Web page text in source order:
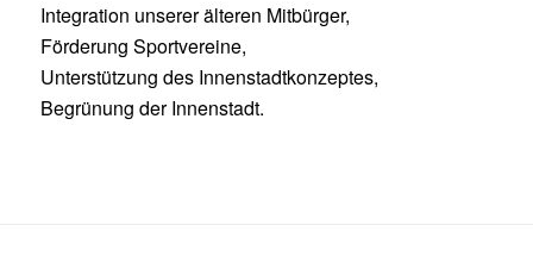
Integration unserer älteren Mitbürger,
Förderung Sportvereine,
Unterstützung des Innenstadtkonzeptes,
Begrünung der Innenstadt.